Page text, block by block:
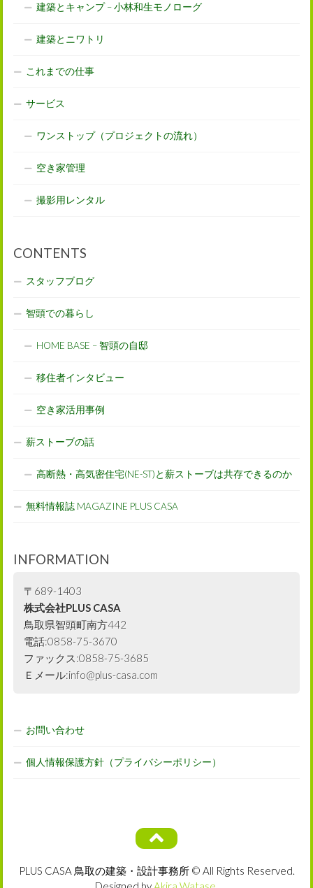
建築とキャンプ – 小林和生モノローグ
建築とニワトリ
これまでの仕事
サービス
ワンストップ（プロジェクトの流れ）
空き家管理
撮影用レンタル
CONTENTS
スタッフブログ
智頭での暮らし
HOME BASE – 智頭の自邸
移住者インタビュー
空き家活用事例
薪ストーブの話
高断熱・高気密住宅(NE-ST)と薪ストーブは共存できるのか
無料情報誌 MAGAZINE PLUS CASA
INFORMATION
〒689-1403
株式会社PLUS CASA
鳥取県智頭町南方442
電話:0858-75-3670
ファックス:0858-75-3685
Ｅメール:info@plus-casa.com
お問い合わせ
個人情報保護方針（プライバシーポリシー）
PLUS CASA 鳥取の建築・設計事務所 © All Rights Reserved.